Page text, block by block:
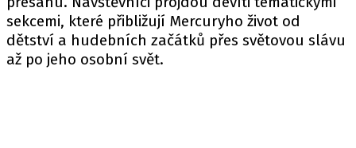
sekcemi, které přibližují Mercuryho život od
dětství a hudebních začátků přes světovou slávu
až po jeho osobní svět.